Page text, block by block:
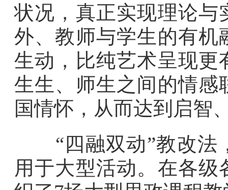
状况，真正实现理论与
外、教师与学生的有机
生动，比纯艺术呈现更
生生、师生之间的情感
国情怀，从而达到启智
“四融双动”教改法
用于大型活动。在各